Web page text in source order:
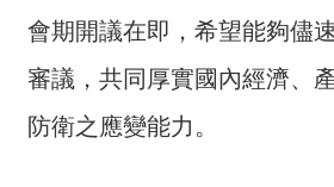
管
個
人
會期開議在即，希望能夠儘
審議，共同厚實國內經濟、
防衛之應變能力。